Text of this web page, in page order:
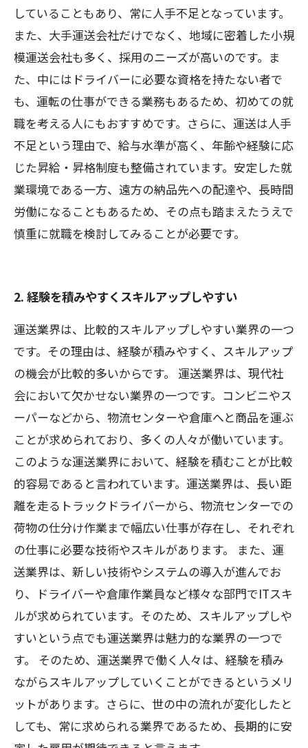
していることもあり、常に人手不足となっています。
また、大手運送会社だけでなく、地域に密着した小規
模運送会社も多く、採用のニーズが高いのです。ま
た、中にはドライバーに必要な資格を持たない者で
も、運転の仕事ができる業務もあるため、初めての就
職を考える人にもおすすめです。さらに、運送は人手
不足という理由で、給与水準が高く、年齢や経験に応
じた昇給・昇格制度も整備されています。安定した就
業環境である一方、遠方の納品先への配達や、長時間
労働になることもあるため、その点も踏まえたうえで
慎重に就職を検討してみることが必要です。
2. 経験を積みやすくスキルアップしやすい
運送業界は、比較的スキルアップしやすい業界の一つ
です。その理由は、経験が積みやすく、スキルアップ
の機会が比較的多いからです。 運送業界は、現代社
会において欠かせない業界の一つです。コンビニやス
ーパーなどから、物流センターや倉庫へと商品を運ぶ
ことが求められており、多くの人々が働いています。
このような運送業界において、経験を積むことが比較
的容易であると言われています。運送業界は、長い距
離を走るトラックドライバーから、物流センターでの
荷物の仕分け作業まで幅広い仕事が存在し、それぞれ
の仕事に必要な技術やスキルがあります。 また、運
送業界は、新しい技術やシステムの導入が進んでお
り、ドライバーや倉庫作業員など様々な部門でITスキ
ルが求められています。そのため、スキルアップしや
すいという点でも運送業界は魅力的な業界の一つで
す。 そのため、運送業界で働く人々は、経験を積み
ながらスキルアップしていくことができるというメリ
ットがあります。さらに、世の中の流れが変化したと
しても、常に求められる業界であるため、長期的に安